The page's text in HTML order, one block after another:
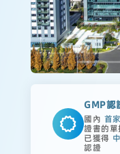
GMP認
國內 首家
證書的單
已獲得
認證